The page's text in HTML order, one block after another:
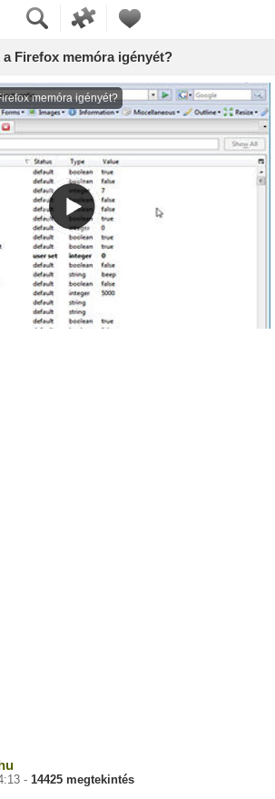
Firefox memóra igényét?
- 14425 megtekintés